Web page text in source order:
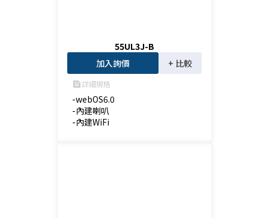
55UL3J-B
加入詢價
+ 比較
feed詳細規格
-webOS6.0
-內建喇叭
-內建WiFi